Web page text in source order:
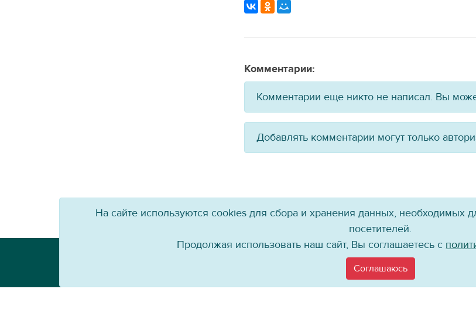
Комментарии:
Комментарии еще никто не написал. Вы
Добавлять комментарии могут только
Присоединяйтесь к нам!
©Хоккейный клуб «Байкал-Энергия», 2004–
На сайте используются cookies для сбора и хранения данных, необходимых
посетителей.
Продолжая использовать наш сайт, Вы соглашаетесь с
Соглашаюсь